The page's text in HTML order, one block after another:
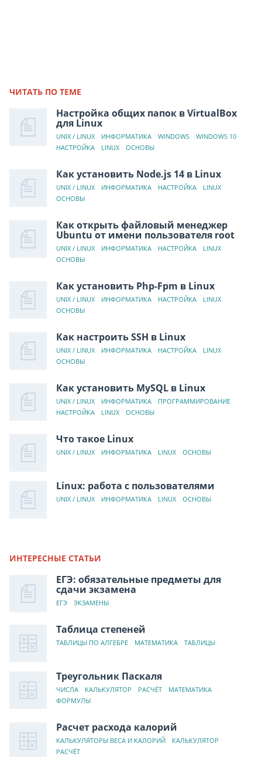
ЧИТАТЬ ПО ТЕМЕ
Настройка общих папок в VirtualBox
для Linux
UNIX / LINUX ИНФОРМАТИКА WINDOWS
WINDOWS 10
НАСТРОЙКА
LINUX ОСНОВЫ
Как установить Node.js 14 в Linux
UNIX / LINUX ИНФОРМАТИКА НАСТРОЙКА
LINUX
ОСНОВЫ
Как открыть файловый менеджер
Ubuntu от имени пользователя root
UNIX / LINUX ИНФОРМАТИКА НАСТРОЙКА
LINUX
ОСНОВЫ
Как установить Php-Fpm в Linux
UNIX / LINUX ИНФОРМАТИКА НАСТРОЙКА
LINUX
ОСНОВЫ
Как настроить SSH в Linux
UNIX / LINUX ИНФОРМАТИКА НАСТРОЙКА
LINUX
ОСНОВЫ
Как установить MySQL в Linux
UNIX / LINUX ИНФОРМАТИКА
ПРОГРАММИРОВАНИЕ
НАСТРОЙКА
LINUX ОСНОВЫ
Что такое Linux
UNIX / LINUX ИНФОРМАТИКА LINUX ОСНОВЫ
Linux: работа с пользователями
UNIX / LINUX ИНФОРМАТИКА LINUX ОСНОВЫ
ИНТЕРЕСНЫЕ СТАТЬИ
ЕГЭ: обязательные предметы для
сдачи экзамена
ЕГЭ ЭКЗАМЕНЫ
Таблица степеней
ТАБЛИЦЫ ПО АЛГЕБРЕ МАТЕМАТИКА ТАБЛИЦЫ
Треугольник Паскаля
ЧИСЛА КАЛЬКУЛЯТОР РАСЧЁТ
МАТЕМАТИКА
ФОРМУЛЫ
Расчет расхода калорий
КАЛЬКУЛЯТОРЫ ВЕСА И КАЛОРИЙ
КАЛЬКУЛЯТОР
РАСЧЁТ